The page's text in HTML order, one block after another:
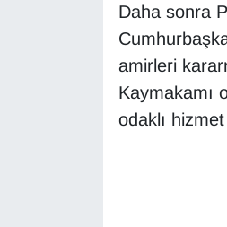
Daha sonra
amirleri
Kaymakamı
odaklı
Kamu Alımları